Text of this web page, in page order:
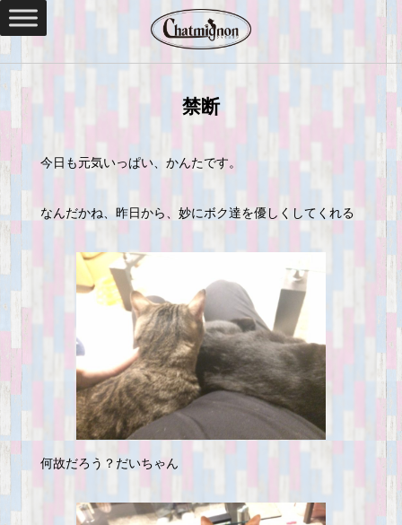
禁断
今日も元気いっぱい、かんたです。
なんだかね、昨日から、妙にボク達を優しくしてくれる
何故だろう？だいちゃん